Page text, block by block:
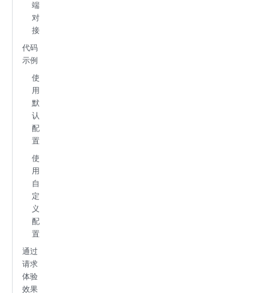
端
对
接
代码
示例
使
用
默
认
配
置
使
用
自
定
义
配
置
通过
请求
体验
效果